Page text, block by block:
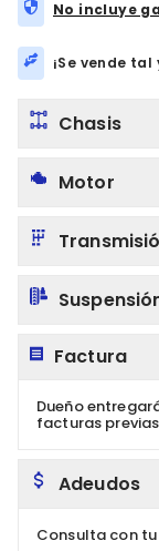
No incluye
¡Se vende
Chasis
Motor
Factura
Dueño
facturas
Adeudos
Consulta con